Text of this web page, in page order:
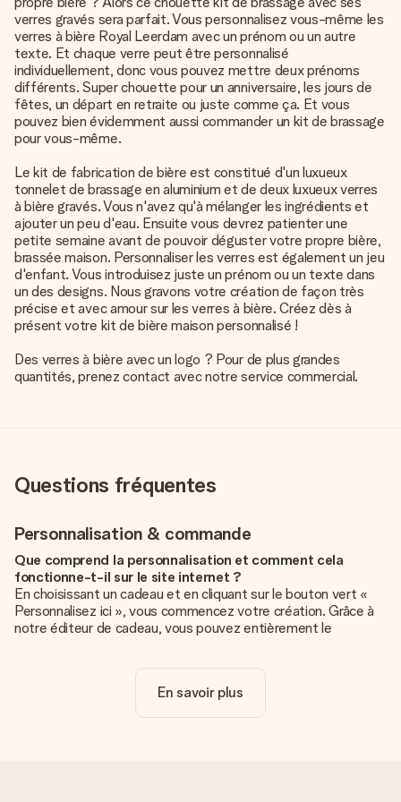
verres gravés sera parfait. Vous personnalisez vous-même les
verres à bière Royal Leerdam avec un prénom ou un autre
texte. Et chaque verre peut être personnalisé
individuellement, donc vous pouvez mettre deux prénoms
différents. Super chouette pour un anniversaire, les jours de
fêtes, un départ en retraite ou juste comme ça. Et vous
pouvez bien évidemment aussi commander un kit de brassage
pour vous-même.
Le kit de fabrication de bière est constitué d'un luxueux
tonnelet de brassage en aluminium et de deux luxueux verres
à bière gravés. Vous n'avez qu'à mélanger les ingrédients et
ajouter un peu d'eau. Ensuite vous devrez patienter une
petite semaine avant de pouvoir déguster votre propre bière,
brassée maison. Personnaliser les verres est également un jeu
d'enfant. Vous introduisez juste un prénom ou un texte dans
un des designs. Nous gravons votre création de façon très
précise et avec amour sur les verres à bière. Créez dès à
présent votre kit de bière maison personnalisé !
Des verres à bière avec un logo ? Pour de plus grandes
quantités, prenez contact avec notre service commercial.
Questions fréquentes
Personnalisation & commande
Que comprend la personnalisation et comment cela
fonctionne-t-il sur le site internet ?
En choisissant un cadeau et en cliquant sur le bouton vert «
Personnalisez ici », vous commencez votre création. Grâce à
notre éditeur de cadeau, vous pouvez entièrement le
unique pour ajouter une touche finale à votre cadeau.
La personnalisation est-elle comprise dans le prix ?
En savoir plus